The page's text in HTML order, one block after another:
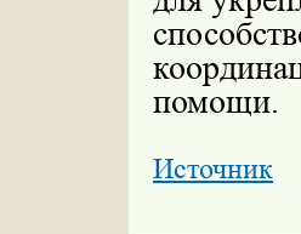
помощи.
Источник